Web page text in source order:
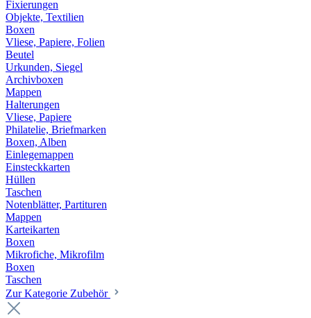
Fixierungen
Objekte, Textilien
Boxen
Vliese, Papiere, Folien
Beutel
Urkunden, Siegel
Archivboxen
Mappen
Halterungen
Vliese, Papiere
Philatelie, Briefmarken
Boxen, Alben
Einlegemappen
Einsteckkarten
Hüllen
Taschen
Notenblätter, Partituren
Mappen
Karteikarten
Boxen
Mikrofiche, Mikrofilm
Boxen
Taschen
Zur Kategorie Zubehör